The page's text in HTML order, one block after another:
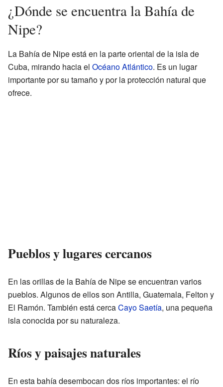
¿Dónde se encuentra la Bahía de
Nipe?
La Bahía de Nipe está en la parte oriental de la isla de
Cuba, mirando hacia el Océano Atlántico. Es un lugar
importante por su tamaño y por la protección natural que
ofrece.
Pueblos y lugares cercanos
En las orillas de la Bahía de Nipe se encuentran varios
pueblos. Algunos de ellos son Antilla, Guatemala, Felton y
El Ramón. También está cercaCayo Saetía, una pequeña
isla conocida por su naturaleza.
Ríos y paisajes naturales
En esta bahía desembocan dos ríos importantes: el río